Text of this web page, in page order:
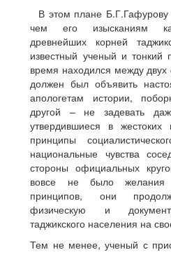
В этом плане
чем его изысканиям
древнейших корней
известный ученый и тонкий
время находился между двух
должен был объявить
апологетам истории,
другой – не задевать
утвердившиеся в жестоких
принципы
национальные чувства
стороны официальных
вовсе не было желания
принципов, они
физическую и
таджикского населения на
Тем не менее, ученый с